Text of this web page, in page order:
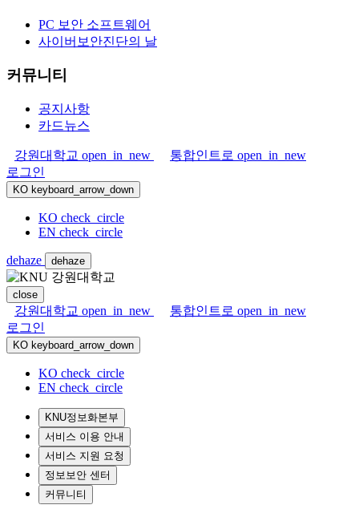
PC 보안 소프트웨어
사이버보안진단의 날
커뮤니티
공지사항
카드뉴스
강원대학교 open_in_new 통합인트로 open_in_new
로그인
KO keyboard_arrow_down
KO check_circle
EN check_circle
dehaze dehaze
close
강원대학교 open_in_new 통합인트로 open_in_new
로그인
KO keyboard_arrow_down
KO check_circle
EN check_circle
KNU정보화본부
서비스 이용 안내
서비스 지원 요청
정보보안 센터
커뮤니티